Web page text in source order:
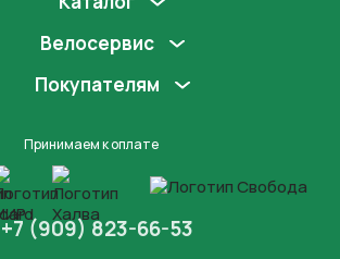
Велосервис
Покупателям
Принимаем к оплате
+7 (909) 823-66-53